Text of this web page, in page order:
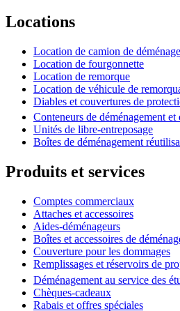
Locations
Location de camion de
Location de fourgonnette
Location de remorque
Location de véhicule de
Diables et couvertures de
Conteneurs de déménagement et
Unités de libre-entreposage
Boîtes de déménagement
Produits et services
Comptes commerciaux
Attaches et accessoires
Aides-déménageurs
Boîtes et accessoires de
Couverture pour les dommages
Remplissages et réservoirs de
Déménagement au service des
Chèques-cadeaux
Rabais et offres spéciales